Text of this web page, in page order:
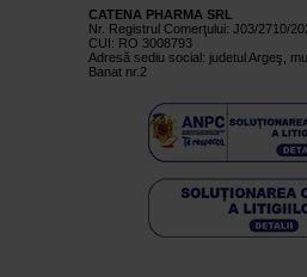
CATENA PHARMA SRL
Nr. Registrul Comerţului: J03/2710/
CUI: RO 3008793
Adresă sediu social: judetul Argeş,
Banat nr.2